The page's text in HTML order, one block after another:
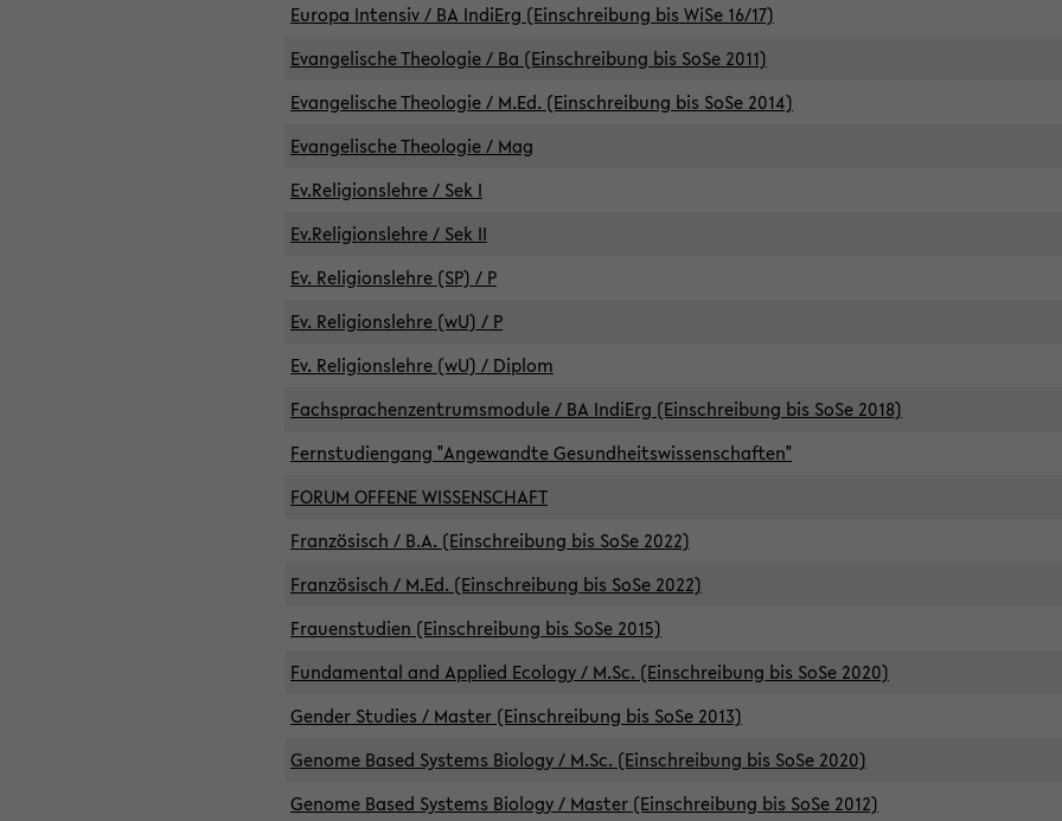
Europa Intensiv / BA IndiErg (Einschreibung bis WiSe 16/17)
Evangelische Theologie / Ba (Einschreibung bis SoSe 2011)
Evangelische Theologie / M.Ed. (Einschreibung bis SoSe 2014)
Evangelische Theologie / Mag
Ev.Religionslehre / Sek I
Ev.Religionslehre / Sek II
Ev. Religionslehre (SP) / P
Ev. Religionslehre (wU) / P
Ev. Religionslehre (wU) / Diplom
Fachsprachenzentrumsmodule / BA IndiErg (Einschreibung bis SoSe 2018)
Fernstudiengang "Angewandte Gesundheitswissenschaften"
FORUM OFFENE WISSENSCHAFT
Französisch / B.A. (Einschreibung bis SoSe 2022)
Französisch / M.Ed. (Einschreibung bis SoSe 2022)
Frauenstudien (Einschreibung bis SoSe 2015)
Fundamental and Applied Ecology / M.Sc. (Einschreibung bis SoSe 2020)
Gender Studies / Master (Einschreibung bis SoSe 2013)
Genome Based Systems Biology / M.Sc. (Einschreibung bis SoSe 2020)
Genome Based Systems Biology / Master (Einschreibung bis SoSe 2012)